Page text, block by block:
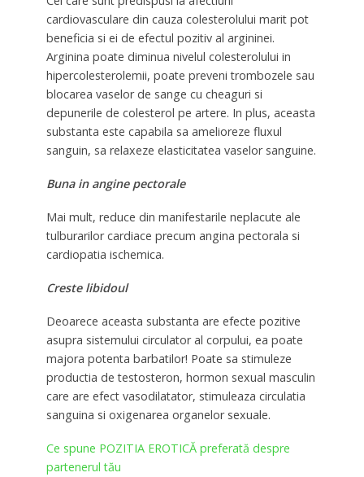
cardiovasculare din cauza colesterolului marit pot
beneficia si ei de efectul pozitiv al argininei.
Arginina poate diminua nivelul colesterolului in
hipercolesterolemii, poate preveni trombozele sau
blocarea vaselor de sange cu cheaguri si
depunerile de colesterol pe artere. In plus, aceasta
substanta este capabila sa amelioreze fluxul
sanguin, sa relaxeze elasticitatea vaselor sanguine.
Buna in angine pectorale
Mai mult, reduce din manifestarile neplacute ale
tulburarilor cardiace precum angina pectorala si
cardiopatia ischemica.
Creste libidoul
Deoarece aceasta substanta are efecte pozitive
asupra sistemului circulator al corpului, ea poate
majora potenta barbatilor! Poate sa stimuleze
productia de testosteron, hormon sexual masculin
care are efect vasodilatator, stimuleaza circulatia
sanguina si oxigenarea organelor sexuale.
Ce spune POZITIA EROTICĂ preferată despre
partenerul tău